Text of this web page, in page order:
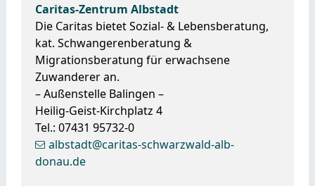
Caritas-Zentrum Albstadt
Die Caritas bietet Sozial- & Lebensberatung,
kat. Schwangerenberatung &
Migrationsberatung für erwachsene
Zuwanderer an.
– Außenstelle Balingen –
Heilig-Geist-Kirchplatz 4
Tel.: 07431 95732-0
albstadt@caritas-schwarzwald-alb-
donau.de